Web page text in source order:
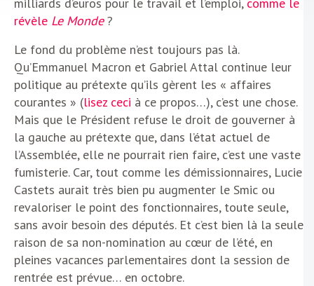
révèle Le Monde?
Le fond du problème n’est toujours pas là.
Qu’Emmanuel Macron et Gabriel Attal continue leur
politique au prétexte qu’ils gèrent les « affaires
courantes » (lisez ceci à ce propos…), c’est une chose.
Mais que le Président refuse le droit de gouverner à
la gauche au prétexte que, dans l’état actuel de
l’Assemblée, elle ne pourrait rien faire, c’est une vaste
fumisterie. Car, tout comme les démissionnaires, Lucie
Castets aurait très bien pu augmenter le Smic ou
revaloriser le point des fonctionnaires, toute seule,
sans avoir besoin des députés. Et c’est bien là la seule
raison de sa non-nomination au cœur de l’été, en
pleines vacances parlementaires dont la session de
rentrée est prévue… en octobre.